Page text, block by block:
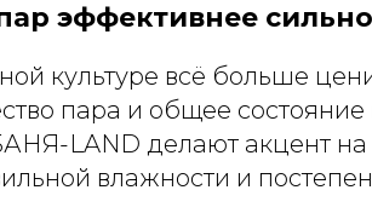
эффективнее
культуре всё больше
пара и общее
LAND делают акцент на
влажности и